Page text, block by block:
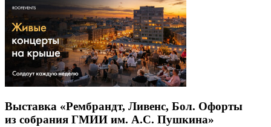
Выставка «Рембрандт, Ливенс, Бол. Офорты
из собрания ГМИИ им. А.С. Пушкина»